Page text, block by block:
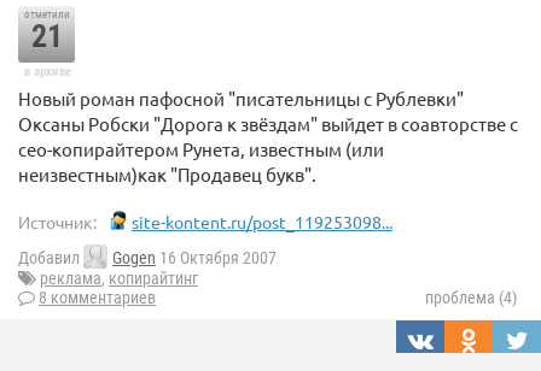
отметили
21
в архиве
Новый роман пафосной "писательницы с Рублевки"
Оксаны Робски "Дорога к звёздам" выйдет в соавторстве с
сео-копирайтером Рунета, известным (или
неизвестным)как "Продавец букв".
Источник: site-kontent.ru/post_119253098...
Добавил Gogen 16 Октября 2007
реклама, копирайтинг
8 комментариев
проблема (4)